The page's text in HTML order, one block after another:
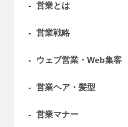
- 営業とは
- 営業戦略
- ウェブ営業・Web集客
- 営業ヘア・髪型
- 営業マナー